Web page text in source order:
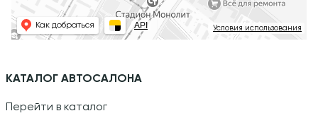
Условия использования
Как добраться API
КАТАЛОГ АВТОСАЛОНА
Перейти в каталог